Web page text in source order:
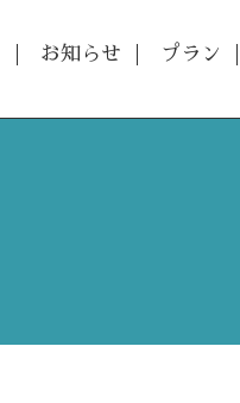
お知らせ プラン